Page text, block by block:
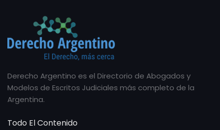
Derecho Argentino es el Directorio de Abogados y
Modelos de Escritos Judiciales más completo de la
Argentina.
Todo El Contenido